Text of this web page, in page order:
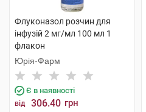
Флуконазол розчин для
інфузій 2 мг/мл 100 мл 1
флакон
Юрія-Фарм
Є в наявності
від 306.40 грн